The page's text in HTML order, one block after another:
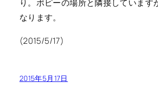
り。ポピーの場所と隣接しています
なります。
(2015/5/17)
2015年5月17日